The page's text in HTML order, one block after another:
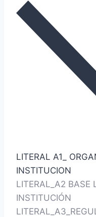
LITERAL A1_
INSTITUCION
LITERAL_A2 BASE
INSTITUCIÓN